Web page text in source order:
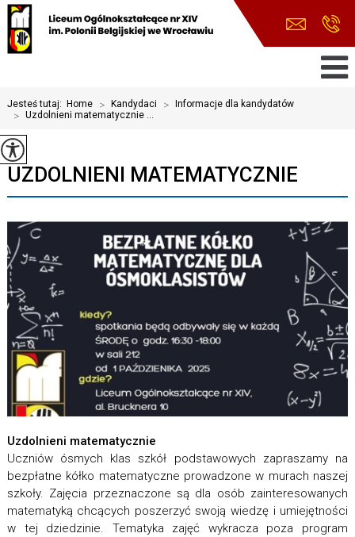
Jesteś tutaj: Home > Kandydaci > Informacje dla kandydatów
> Uzdolnieni matematycznie ...
UZDOLNIENI MATEMATYCZNIE
Uzdolnieni matematycznie
Uczniów ósmych klas szkół podstawowych zapraszamy na
bezpłatne kółko matematyczne prowadzone w murach naszej
szkoły. Zajęcia przeznaczone są dla osób zainteresowanych
matematyką chcących poszerzyć swoją wiedzę i umiejętności
w tej dziedzinie. Tematyka zajęć wykracza poza program